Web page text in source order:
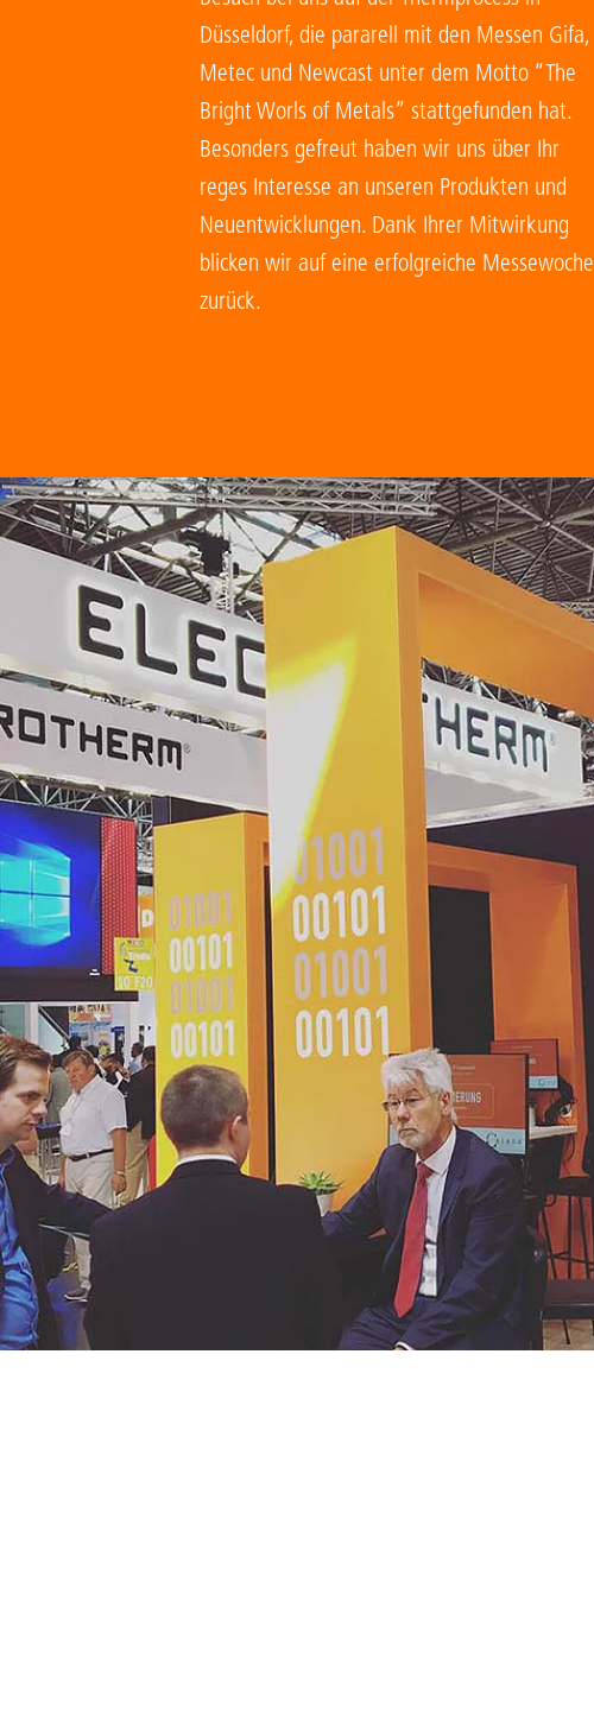
Düsseldorf, die pararell mit den Messen Gifa,
Metec und Newcast unter dem Motto “The
Bright Worls of Metals” stattgefunden hat.
Besonders gefreut haben wir uns über Ihr
reges Interesse an unseren Produkten und
Neuentwicklungen. Dank Ihrer Mitwirkung
blicken wir auf eine erfolgreiche Messewoche
zurück.